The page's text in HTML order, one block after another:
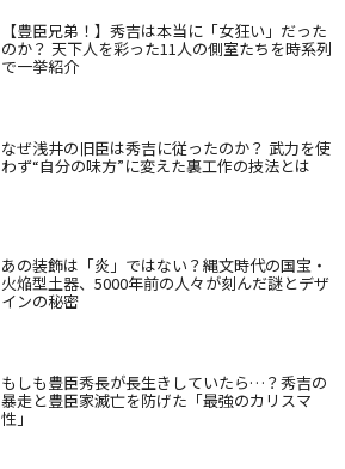
【豊臣兄弟！】秀吉は本当に「女狂い」だった
のか？ 天下人を彩った11人の側室たちを時系列
で一挙紹介
なぜ浅井の旧臣は秀吉に従ったのか？ 武力を使
わず“自分の味方”に変えた裏工作の技法とは
あの装飾は「炎」ではない？縄文時代の国宝・
火焔型土器、5000年前の人々が刻んだ謎とデザ
インの秘密
もしも豊臣秀長が長生きしていたら…？秀吉の
暴走と豊臣家滅亡を防げた「最強のカリスマ
性」